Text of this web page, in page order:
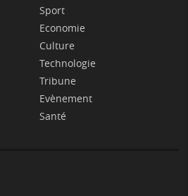
Sport
Economie
Culture
Technologie
Tribune
Evènement
Santé